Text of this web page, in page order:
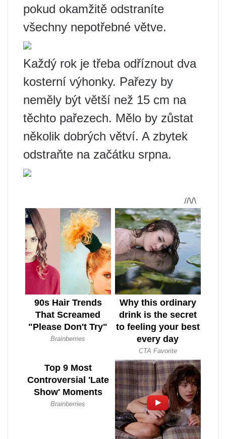
pokud okamžitě odstraníte
všechny nepotřebné větve.
Každý rok je třeba odříznout dva
kosterní výhonky. Pařezy by
neměly být větší než 15 cm na
těchto pařezech. Mělo by zůstat
několik dobrých větví. A zbytek
odstraňte na začátku srpna.